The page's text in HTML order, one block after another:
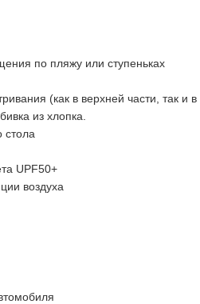
по пляжу или ступеньках
(как в верхней части, так и в
из хлопка.
стола
UPF50+
воздуха